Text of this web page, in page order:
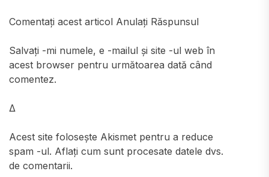
Comentați acest articol Anulați Răspunsul
Salvați -mi numele, e -mailul și site -ul web în
acest browser pentru următoarea dată când
comentez.
Δ
Acest site folosește Akismet pentru a reduce
spam -ul. Aflați cum sunt procesate datele dvs.
de comentarii.